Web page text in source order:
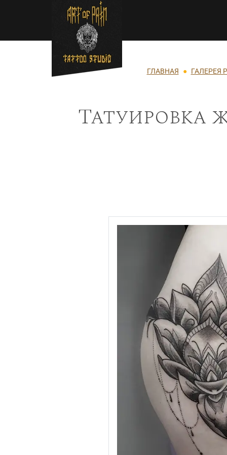
Перейти к основному содержанию
Строка навигации
ГЛАВНАЯ ГАЛЕРЕЯ
Татуировка